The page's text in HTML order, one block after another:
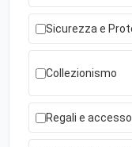
Sicurezza e
Collezionismo
Regali e